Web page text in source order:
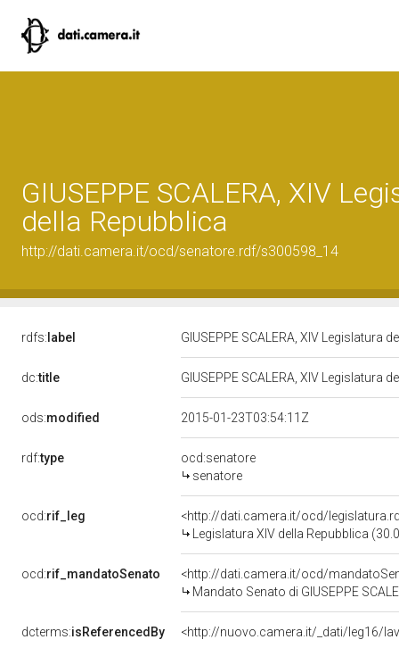
GIUSEPPE SCALERA, XIV
della Repubblica
http://dati.camera.it/ocd/senatore.rdf/s300598_14
rdfs: label GIUSEPPE SCALERA, XIV Legislatura
dc:title GIUSEPPE SCALERA, XIV Legislatura
ods:modified 2015-01-23T03:54:11Z
rdf:type
ocd:senatore
senatore
ocd:rif_leg
<http://dati.camera.it/ocd/
Legislatura XIV della Repubblica
ocd:rif_mandatoSenato
<http://dati.camera.it/ocd/
Mandato Senato di GIUSEPPE
dcterms:isReferencedBy